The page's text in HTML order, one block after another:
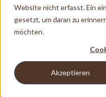
Website nicht erfasst. Ein
gesetzt, um daran zu
möchten.
Akzeptieren